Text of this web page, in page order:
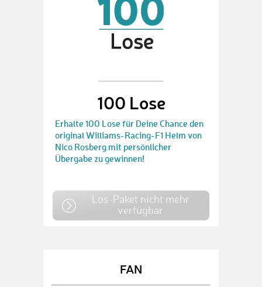
100 Lose
Erhalte 100 Lose für Deine Chance den
original Williams-Racing-F1 Helm von
Nico Rosberg mit persönlicher
Übergabe zu gewinnen!
Los-Paket nicht mehr
verfügbar
FAN